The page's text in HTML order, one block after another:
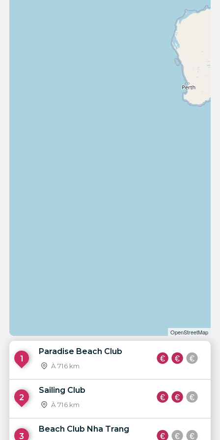
OpenStreetMap
1
Paradise Beach Club
À 716 km
2
Sailing Club
À 716 km
3
Beach Club Nha Trang